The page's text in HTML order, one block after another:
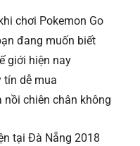
chơi Pokemon Go
đang muốn biết
giới hiện nay
tín dễ mua
chiên chân không
tại Đà Nẵng 2018